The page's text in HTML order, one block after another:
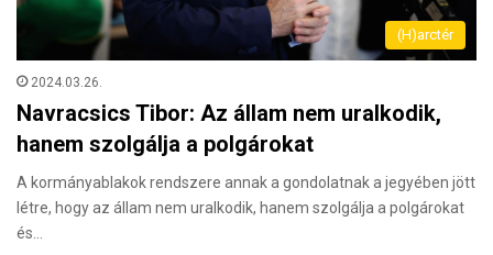
(H)arctér
2024.03.26.
Navracsics Tibor: Az állam nem uralkodik,
hanem szolgálja a polgárokat
A kormányablakok rendszere annak a gondolatnak a jegyében jött
létre, hogy az állam nem uralkodik, hanem szolgálja a polgárokat
és…